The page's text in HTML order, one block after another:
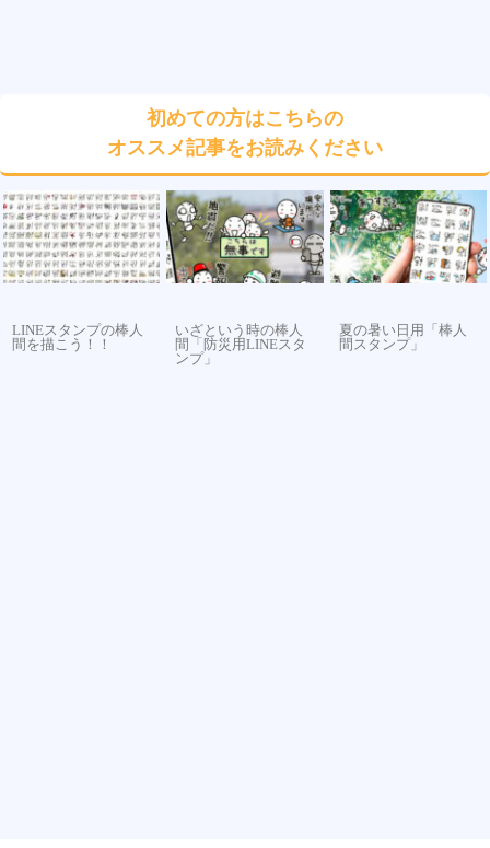
初めての方はこちらの
オススメ記事をお読みください
LINEスタンプの棒人
間を描こう！！
いざという時の棒人
間「防災用LINEスタ
ンプ」
夏の暑い日用「棒人
間スタンプ」